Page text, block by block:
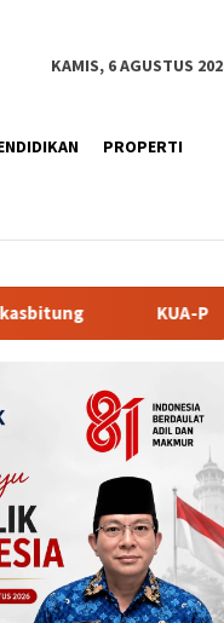
KAMIS, 6 AGUSTUS
PROPERTI
APBD Tanah Datar